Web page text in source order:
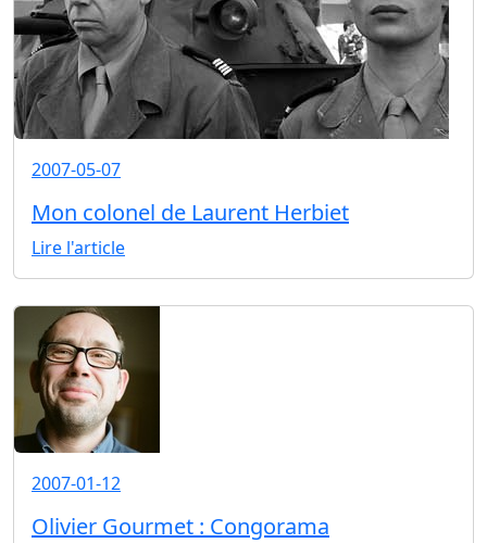
2007-05-07
Mon colonel de Laurent Herbiet
Lire l'article
2007-01-12
Olivier Gourmet : Congorama